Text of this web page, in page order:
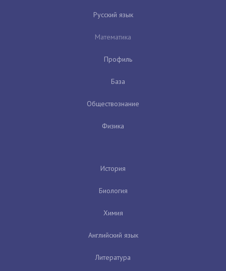
Русский язык
Математика
Профиль
База
Обществознание
Физика
История
Биология
Химия
Английский язык
Литература